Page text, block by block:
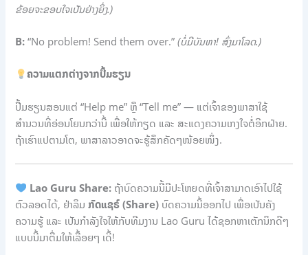
ຂ້ອຍຈະຂອບໃຈເປັນຢ່າງຍິ່ງ.)
B: “No problem! Send them over.”(ບໍ່ມີບັນຫາ! ສົ່ງມາໂລດ.)
ຄວາມແຕກຕ່າງຈາກປື້ມຮຽນ
ປື້ມຮຽນສອນແຕ່ “Help me” ຫຼື “Tell me” — ແຕ່ເຈົ້າຂອງພາສາໃຊ້
ສຳນວນທີ່ອ່ອນໂຍນກວ່ານີ້ ເພື່ອໃຫ້ກຽດ ແລະ ສະແດງຄວາມເກງໃຈຕໍ່ອີກຝ່າຍ.
ຖ້າເຮົາແປຕາມໂຕ, ພາສາລາວອາດຈະຮູ້ສຶກຄັດໆໜ້ອຍໜຶ່ງ.
Lao Guru Share: ຖ້າບົດຄວາມນີ້ມີປະໂຫຍດທີ່ເຈົ້າສາມາດເອົາໄປໃຊ້
ຕົວລອດໄດ້, ຢ່າລືມກົດແຊຣ໌ (Share) ບົດຄວາມນີ້ອອກໄປ ເພື່ອເປັນຄັງ
ຄວາມຮູ້ ແລະ ເປັນກຳລັງໃຈໃຫ້ກັບທີມງານ Lao Guru ໄດ້ຊອກຫາເຕັກນິກດີໆ
ແບບນີ້ມາຕື່ມໃຫ້ເລື້ອຍໆ ເດີ້!